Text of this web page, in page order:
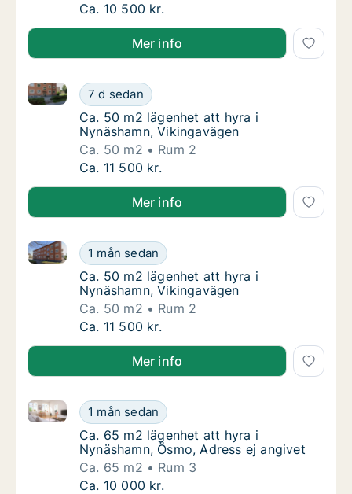
Ca. 85 m2 lägenhet att hyra i Nynäshamn,
Ca. 10 500 kr.
Mer info
Ca. 50 m2 lägenhet att hyra i Nynäshamn,
7 d sedan
Ca. 50 m2 lägenhet att hyra i Nynäshamn,
Ca. 50 m2 lägenhet att hyra i Nynäshamn,
Ca. 50 m2 lägenhet att hyra i
Nynäshamn, Vikingavägen
Ca. 50 m2
Rum 2
Ca. 50 m2 lägenhet att hyra i Nynäshamn,
Ca. 11 500 kr.
Mer info
Ca. 50 m2 lägenhet att hyra i Nynäshamn,
1 mån sedan
Ca. 50 m2 lägenhet att hyra i Nynäshamn,
Ca. 50 m2 lägenhet att hyra i Nynäshamn,
Ca. 50 m2 lägenhet att hyra i
Nynäshamn, Vikingavägen
Ca. 50 m2
Rum 2
Ca. 50 m2 lägenhet att hyra i Nynäshamn,
Ca. 11 500 kr.
Mer info
Ca. 65 m2 lägenhet att hyra i Nynäshamn,
1 mån sedan
Ca. 65 m2 lägenhet att hyra i Nynäshamn, Ösmo,
Ca. 65 m2 lägenhet att hyra i Nynäshamn,
Ca. 65 m2 lägenhet att hyra i
Nynäshamn, Ösmo, Adress ej angivet
Ca. 65 m2
Rum 3
Ca. 65 m2 lägenhet att hyra i Nynäshamn,
Ca. 10 000 kr.